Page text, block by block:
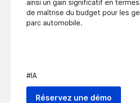
ainsi un gain significatif en
de maîtrise du budget pour les
parc automobile.
#IA
Réservez une démo